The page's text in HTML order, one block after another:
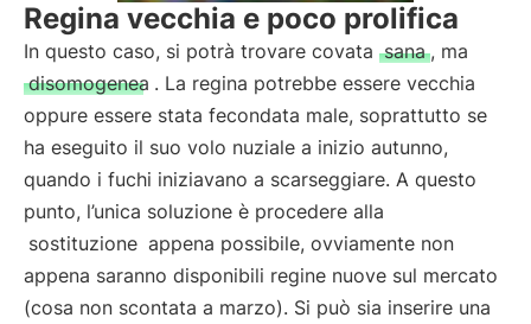
Regina vecchia e poco prolifica
In questo caso, si potrà trovare covata sana , ma
disomogenea . La regina potrebbe essere vecchia
oppure essere stata fecondata male, soprattutto se
ha eseguito il suo volo nuziale a inizio autunno,
quando i fuchi iniziavano a scarseggiare. A questo
punto, l’unica soluzione è procedere alla
sostituzione appena possibile, ovviamente non
appena saranno disponibili regine nuove sul mercato
(cosa non scontata a marzo). Si può sia inserire una